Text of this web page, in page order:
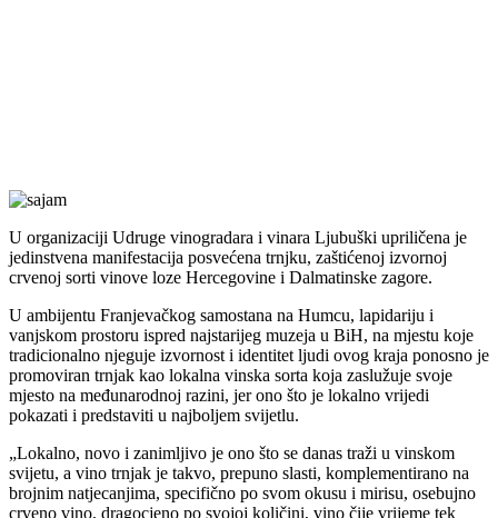
U organizaciji Udruge vinogradara i vinara Ljubuški upriličena je
jedinstvena manifestacija posvećena trnjku, zaštićenoj izvornoj
crvenoj sorti vinove loze Hercegovine i Dalmatinske zagore.
U ambijentu Franjevačkog samostana na Humcu, lapidariju i
vanjskom prostoru ispred najstarijeg muzeja u BiH, na mjestu koje
tradicionalno njeguje izvornost i identitet ljudi ovog kraja ponosno je
promoviran trnjak kao lokalna vinska sorta koja zaslužuje svoje
mjesto na međunarodnoj razini, jer ono što je lokalno vrijedi
pokazati i predstaviti u najboljem svijetlu.
Lokalno, novo i zanimljivo je ono što se danas traži u vinskom
svijetu, a vino trnjak je takvo, prepuno slasti, komplementirano na
brojnim natjecanjima, specifično po svom okusu i mirisu, osebujno
crveno vino, dragocjeno po svojoj količini, vino čije vrijeme tek